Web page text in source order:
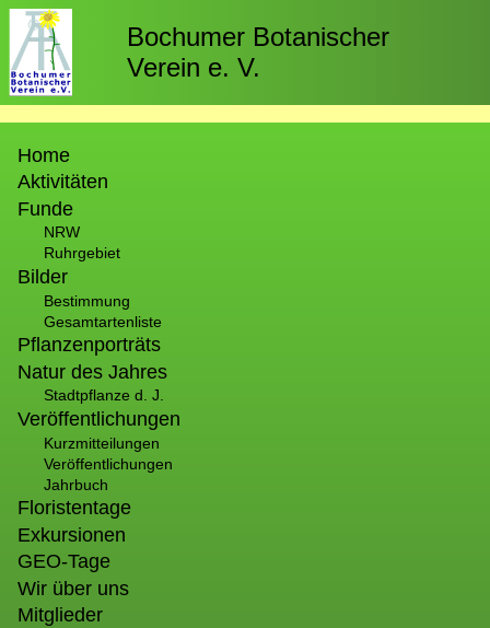
Direkt
zum
Inhalt
Bochumer Botanischer
Verein e. V.
Home
Aktivitäten
Funde
NRW
Ruhrgebiet
Bilder
Bestimmung
Gesamtartenliste
Pflanzenporträts
Natur des Jahres
Stadtpflanze d. J.
Veröffentlichungen
Kurzmitteilungen
Veröffentlichungen
Jahrbuch
Floristentage
Exkursionen
GEO-Tage
Wir über uns
Mitglieder